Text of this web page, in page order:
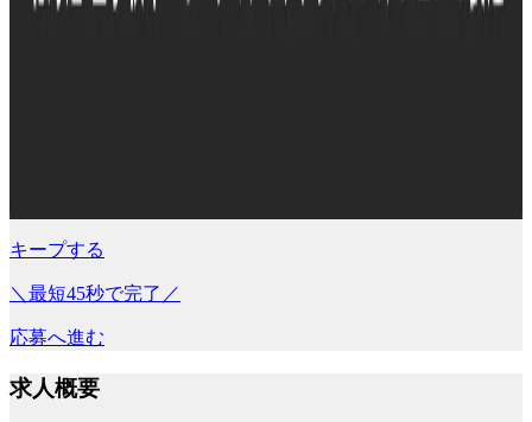
キープする
＼最短45秒で完了／
応募へ進む
求人概要